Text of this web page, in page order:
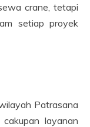
crane, tetapi
setiap proyek
Patrasana
layanan